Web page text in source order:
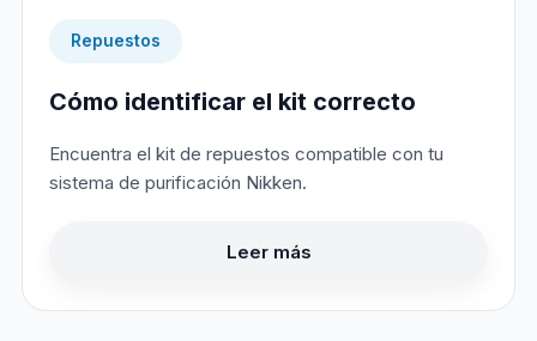
Repuestos
Cómo identificar el kit correcto
Encuentra el kit de repuestos compatible con tu
sistema de purificación Nikken.
Leer más